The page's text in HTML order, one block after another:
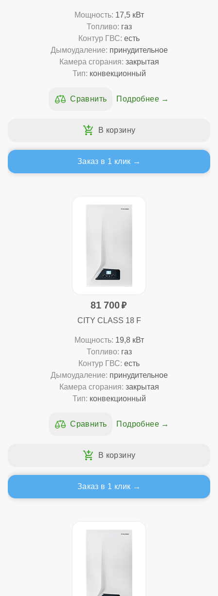
Мощность: 17,5 кВт
Топливо: газ
Контур ГВС: есть
Дымоудаление: принудительное
Камера сгорания: закрытая
Тип: конвекционный
Подробнее
Заказ в 1 клик
81 700
CITY CLASS 18 F
Мощность: 19,8 кВт
Топливо: газ
Контур ГВС: есть
Дымоудаление: принудительное
Камера сгорания: закрытая
Тип: конвекционный
Подробнее
Заказ в 1 клик